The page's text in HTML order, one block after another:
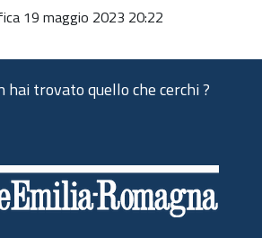
19 maggio 2023 20:22
hai trovato quello che cerchi ?